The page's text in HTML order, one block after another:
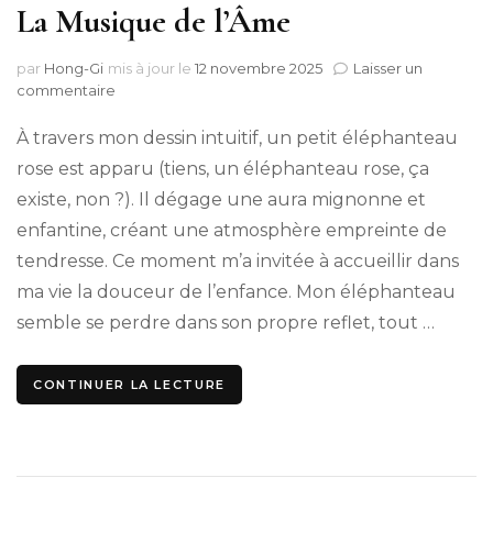
La Musique de l’Âme
par Hong-Gi mis à jour le 12 novembre 2025
Laisser un
commentaire
Musique
l’Âme
À travers mon dessin intuitif, un petit éléphanteau
rose est apparu (tiens, un éléphanteau rose, ça
existe, non ?). Il dégage une aura mignonne et
enfantine, créant une atmosphère empreinte de
tendresse. Ce moment m’a invitée à accueillir dans
ma vie la douceur de l’enfance. Mon éléphanteau
semble se perdre dans son propre reflet, tout …
CONTINUER LA LECTURE